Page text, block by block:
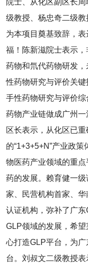
级教授、杨忠奇二级
为本项目奠基致辞，
福！陈新滋院士表示
药物和氘代药物研发
性药物研究与评价关
手性药物研究与评价
药物产业链做成广州
区长表示，从化区已
的“1+3+5+N”产业政
物医药产业领域的重
药的发展。赖育健一
家、民营机构首家、
认证机构，弥补了广
GLP领域的发展，希
心打造GLP平台，为
台。刘叔文二级教授